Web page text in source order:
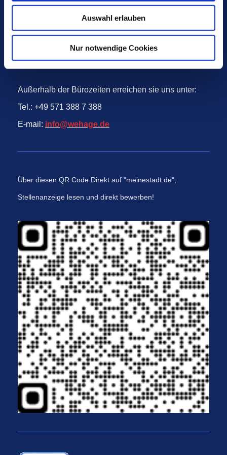
Auswahl erlauben
Nur notwendige Cookies
Termine nur nach Vereinbarung
Telefon ist ganztags besetzt!
Außerhalb der Bürozeiten erreichen sie uns unter:
Tel.: +49 571 388 7 388
E-mail: info@wehage.de
Über diesen QR Code Direkt auf "meinestadt.de",
Stellenanzeige lesen und direkt bewerben!